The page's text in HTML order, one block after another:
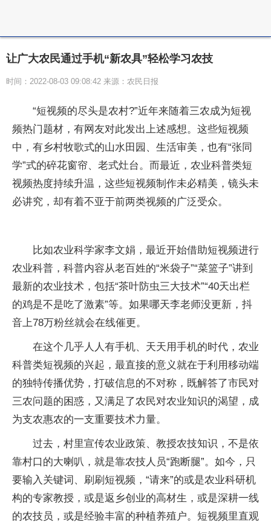
让广大农民通过手机“新农具”轻松学习农技
时间：2022-08-03 09:08:42 来源：农民日报
“短视频的尽头是农村?”近年来随着三农成为短视
频热门题材，有网友对此发出上述感想。这些短视频
中，有乡村牧歌式的山水田园、生活审美，也有“张同
学”式的碎花窗帘、老式灶台。而最近，农业科普类短
视频热度持续升温，这些短视频制作未必精美，镜头未
必讲究，却有着不亚于前两类视频的广泛受众。
比如农业科学家李文娟，最近开始借助短视频进行
农业科普，科普内容从老百姓的“米袋子”“菜篮子”讲到
最新的农业技术，包括“茶叶防虫三大技术”“40天出栏
的鸡是不是吃了激素”等。如果哪天李老师没更新，抖
音上78万粉丝就会在线催更。
在这个几乎人人有手机、天天用手机的时代，农业
科普类短视频的兴起，最直接的意义就在于利用移动端
的独特传播优势，打破信息的不对称，既解答了市民对
三农问题的困惑，又满足了农民对农业知识的渴望，成
为支农惠农的一支重要技术力量。
过去，村里宣传农业政策、教授农技知识，不是依
靠村口的大喇叭，就是靠农技人员“跑断腿”。如今，只
要输入关键词、刷刷短视频，“请来”的或是农业科研机
构的专家教授，或是返乡创业的高材生，或是深耕一线
的农技员，或是经验丰富的种植养殖户。短视频里直观